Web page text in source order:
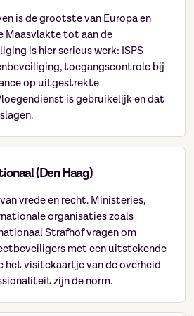
is de grootste van Europa en
Maasvlakte tot aan de
is hier serieus werk: ISPS-
toegangscontrole bij
op uitgestrekte
is gebruikelijk en dat
(Den Haag)
vrede en recht. Ministeries,
organisaties zoals
Strafhof vragen om
met een uitstekende
het visitekaartje van de overheid
zijn de norm.